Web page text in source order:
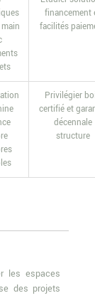
financement
facilités
Privilégier
certifié et
décennale
structure
les espaces
des projets